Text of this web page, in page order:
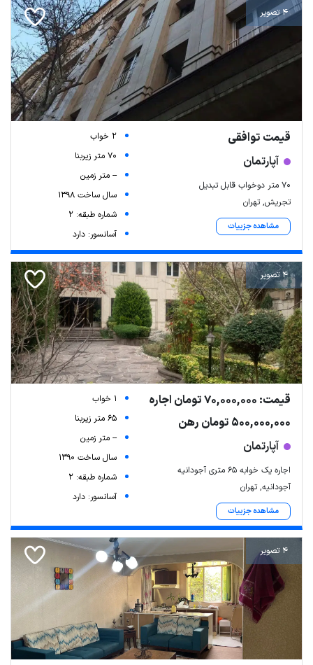
4 تصویر
قیمت توافقی
آپارتمان
۷۰ متر دوخواب قابل تبدیل
تجریش, تهران
مشاهده جزییات
2 خواب
70 متر زیربنا
-- متر زمین
سال ساخت 1398
شماره طبقه: 2
آسانسور: دارد
4 تصویر
قیمت: 70,000,000 تومان اجاره
500,000,000 تومان رهن
آپارتمان
اجاره یک خوابه ۶۵ متری آجودانیه
آجودانیه, تهران
مشاهده جزییات
1 خواب
65 متر زیربنا
-- متر زمین
سال ساخت 1390
شماره طبقه: 2
آسانسور: دارد
4 تصویر